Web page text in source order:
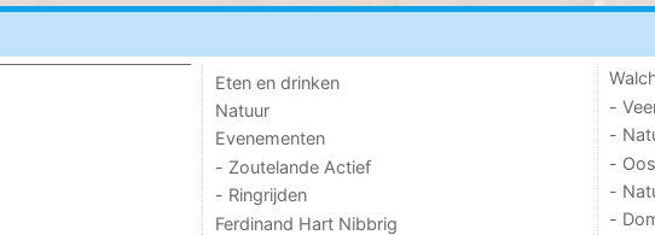
Eten en drinken
Natuur
Evenementen
- Zoutelande Actief
- Ringrijden
Ferdinand Hart Nibbrig
-
-
-
-
-